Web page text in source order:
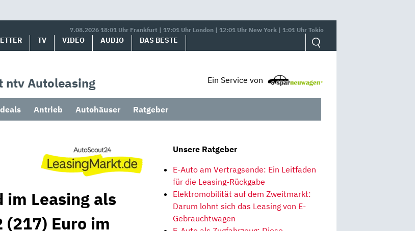
7.08.2026 18:01 Uhr Frankfurt | 17:01 Uhr London | 12:01 Uhr New York | 1:01 Uhr Tokio
TV VIDEO AUDIO DAS BESTE
ntv Autoleasing Ein Service von
Antrieb Autohäuser Ratgeber
im Leasing als
Euro im
Unsere Ratgeber
E-Auto am Vertragsende: Ein Leitfaden
für die Leasing-Rückgabe
Elektromobilität auf dem Zweitmarkt:
Darum lohnt sich das Leasing von E-
Gebrauchtwagen